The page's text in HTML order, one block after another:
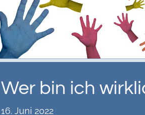
Wer bin ich
16. Juni 2022